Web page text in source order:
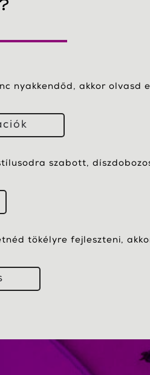
nyakkendőd, akkor olvasd
szabott,
tökélyre fejleszteni,